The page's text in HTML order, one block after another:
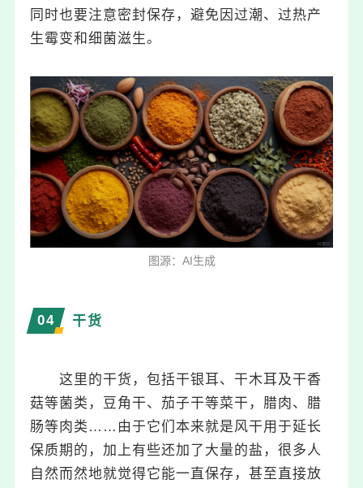
同时也要注意密封保存，避免因过潮、过热产
生霉变和细菌滋生。
图源：AI生成
04 干货
这里的干货，包括干银耳、干木耳及干香
菇等菌类，豆角干、茄子干等菜干，腊肉、腊
肠等肉类……由于它们本来就是风干用于延长
保质期的，加上有些还加了大量的盐，很多人
自然而然地就觉得它能一直保存，甚至直接放